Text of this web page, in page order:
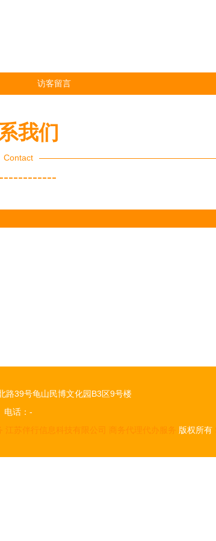
访客留言
我们
Contact
路39号龟山民博文化园B3区9号楼
电话：-
江苏伴行信息科技有限公司 商务代理代办服务 版权所有